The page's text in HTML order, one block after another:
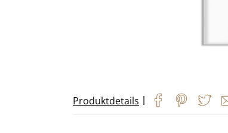
Produktdetails |